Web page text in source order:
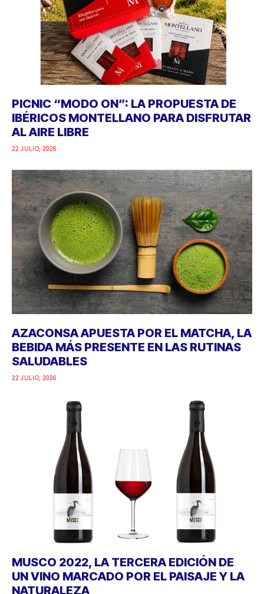
PICNIC “MODO ON”: LA PROPUESTA DE
IBÉRICOS MONTELLANO PARA DISFRUTAR
AL AIRE LIBRE
22 JULIO, 2026
AZACONSA APUESTA POR EL MATCHA, LA
BEBIDA MÁS PRESENTE EN LAS RUTINAS
SALUDABLES
22 JULIO, 2026
MUSCO 2022, LA TERCERA EDICIÓN DE
UN VINO MARCADO POR EL PAISAJE Y LA
NATURALEZA